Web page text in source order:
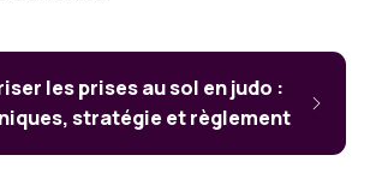
les prises au sol en judo :
stratégie et règlement